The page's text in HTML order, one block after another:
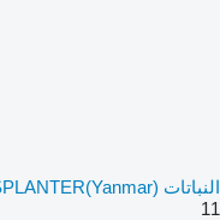
النباتات Yanmar RICE TRANSPLANTER(Yanmar)
11